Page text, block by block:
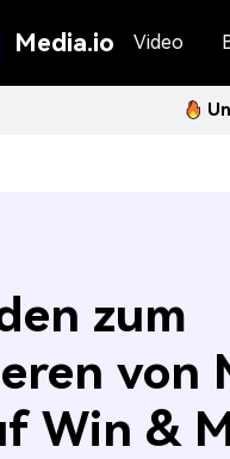
Media.io Video
zum
von
Win &